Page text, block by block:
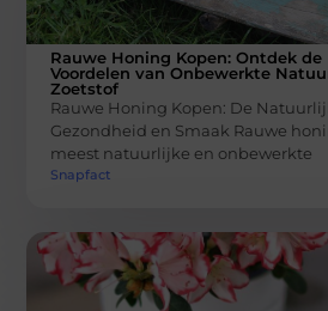
Rauwe Honing Kopen: Ontdek de
Voordelen van Onbewerkte
Zoetstof
Rauwe Honing Kopen: De
Gezondheid en Smaak Rauwe
meest natuurlijke en onbewerkte
Snapfact